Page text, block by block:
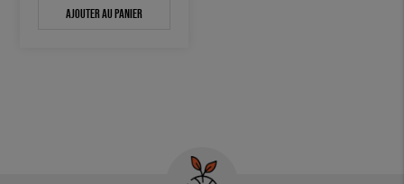
Ajouter au panier